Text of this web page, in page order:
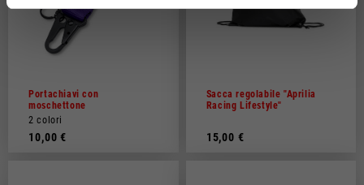
Portachiavi con
moschettone
2 colori
10,00 €
Sacca regolabile "Aprilia
Racing Lifestyle"
15,00 €